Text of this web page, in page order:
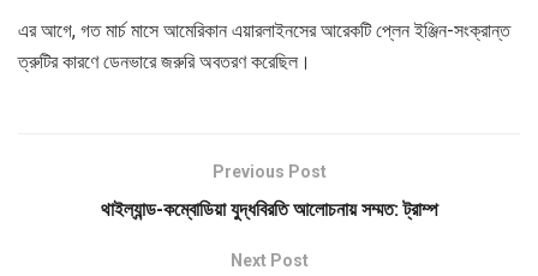
এর আগে, গত মার্চ মাসে আমেরিকান এয়ারলাইনসের আরেকটি প্লেন ইঞ্জিন-সংক্রান্ত
ত্রুটির কারণে ডেনভারে জরুরি অবতরণ করেছিল।
Previous Post
থাইল্যান্ড-কম্বোডিয়া যুদ্ধবিরতি আলোচনায় সম্মত: ট্রাম্প
Next Post